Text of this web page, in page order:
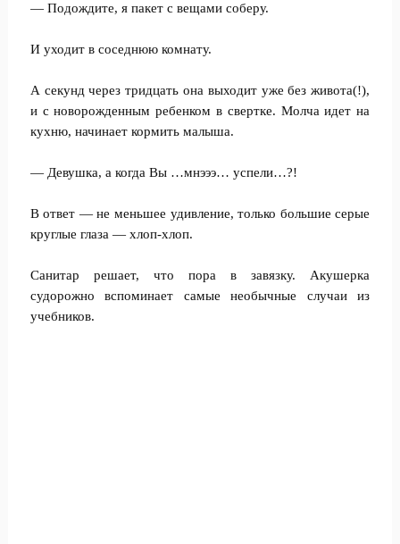
— Подождите, я пакет с вещами соберу.
И уходит в соседнюю комнату.
А секунд через тридцать она выходит уже без живота(!),
и с новорожденным ребенком в свертке. Молча идет на
кухню, начинает кормить малыша.
— Девушка, а когда Вы …мнэээ… успели…?!
В ответ — не меньшее удивление, только большие серые
круглые глаза — хлоп-хлоп.
Санитар решает, что пора в завязку. Акушерка
судорожно вспоминает самые необычные случаи из
учебников.